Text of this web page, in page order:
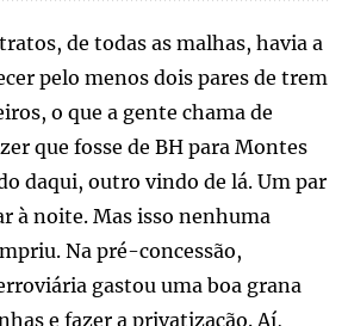
de todas as malhas, havia a
pelo menos dois pares de trem
o que a gente chama de
que fosse de BH para Montes
daqui, outro vindo de lá. Um par
à noite. Mas isso nenhuma
Na pré-concessão,
gastou uma boa grana
e fazer a privatização. Aí,